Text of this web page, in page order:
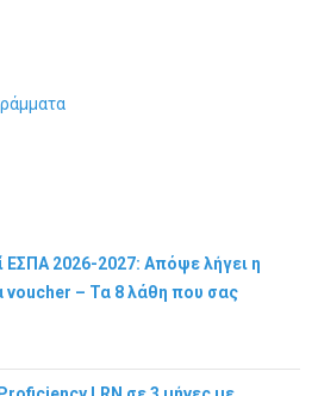
ΕΣΠΑ 2026-2027: Απόψε λήγει η
voucher – Τα 8 λάθη που σας